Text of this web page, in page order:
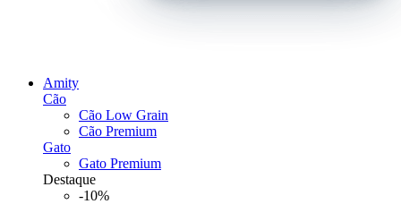
Amity
Cão
Cão Low Grain
Cão Premium
Gato
Gato Premium
Destaque
-10%